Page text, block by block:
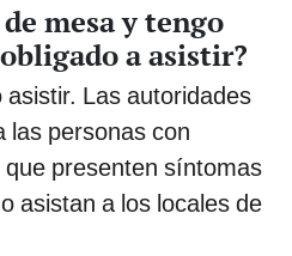
mesa y tengo
a asistir?
Las autoridades
las personas con
presenten síntomas
asistan a los locales de